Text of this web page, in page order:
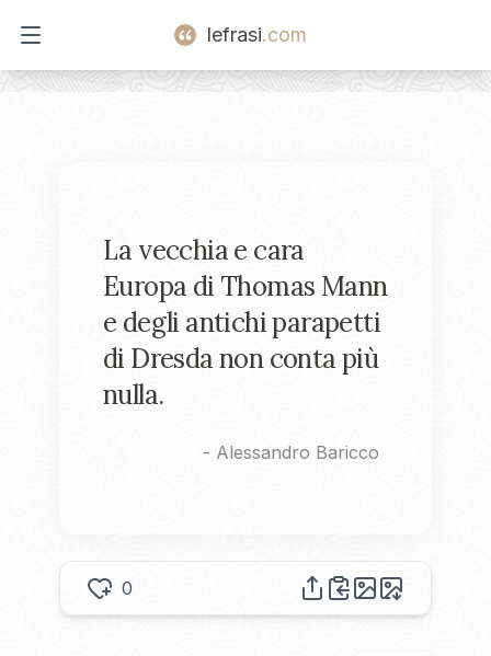
Open main menu
lefrasi.com
La vecchia e cara
Europa di Thomas Mann
e degli antichi parapetti
di Dresda non conta più
nulla.
- Alessandro Baricco
0